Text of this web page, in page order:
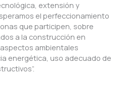
extensión y
el perfeccionamiento
que participen, sobre
a la construcción en
ambientales
energética, uso adecuado de